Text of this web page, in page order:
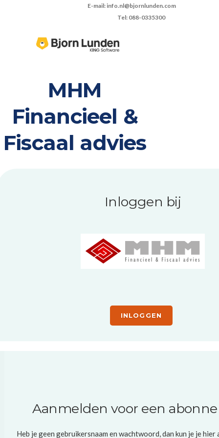
E-mail: info.nl@bjornlunden.com
Tel: 088-0335300
MHM
Financieel &
Fiscaal advies
Inloggen bij
INLOGGEN
Aanmelden voor een
Heb je geen gebruikersnaam en wachtwoord, dan kun je je hier